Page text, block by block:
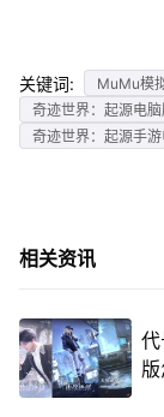
关键词: MuMu模
奇迹世界：起源电脑
奇迹世界：起源手
相关资讯